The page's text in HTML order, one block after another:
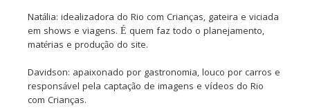
Natália: idealizadora do Rio com Crianças, gateira e viciada
em shows e viagens. É quem faz todo o planejamento,
matérias e produção do site.
Davidson: apaixonado por gastronomia, louco por carros e
responsável pela captação de imagens e vídeos do Rio
com Crianças.